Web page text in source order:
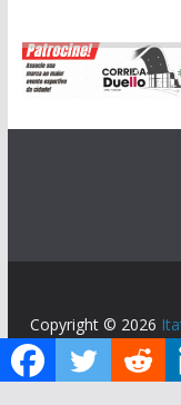
Copyright © 2026
Tema:ColorMag